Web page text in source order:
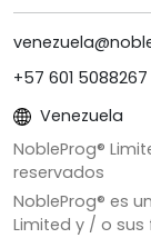
+57 601 5088267
Venezuela
NobleProg®
reservados
NobleProg® es
Limited y / o sus